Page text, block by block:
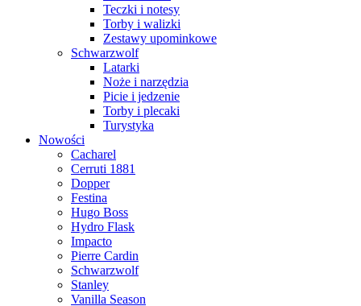
Teczki i notesy
Torby i walizki
Zestawy upominkowe
Schwarzwolf
Latarki
Noże i narzędzia
Picie i jedzenie
Torby i plecaki
Turystyka
Nowości
Cacharel
Cerruti 1881
Dopper
Festina
Hugo Boss
Hydro Flask
Impacto
Pierre Cardin
Schwarzwolf
Stanley
Vanilla Season